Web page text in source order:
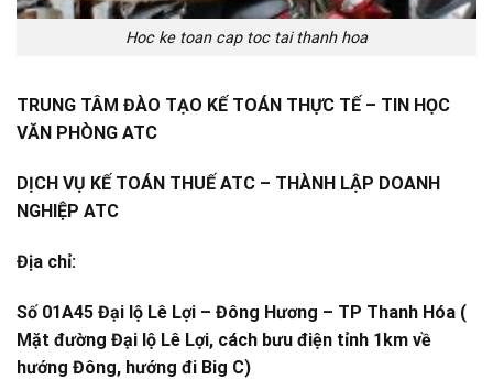
Hoc ke toan cap toc tai thanh hoa
TRUNG TÂM ĐÀO TẠO KẾ TOÁN THỰC TẾ – TIN HỌC
VĂN PHÒNG ATC
DỊCH VỤ KẾ TOÁN THUẾ ATC – THÀNH LẬP DOANH
NGHIỆP ATC
Địa chỉ:
Số 01A45 Đại lộ Lê Lợi – Đông Hương – TP Thanh Hóa (
Mặt đường Đại lộ Lê Lợi, cách bưu điện tỉnh 1km về
hướng Đông, hướng đi Big C)